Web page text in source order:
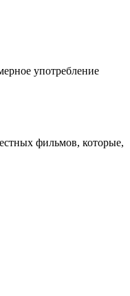
употребление
фильмов, которые,